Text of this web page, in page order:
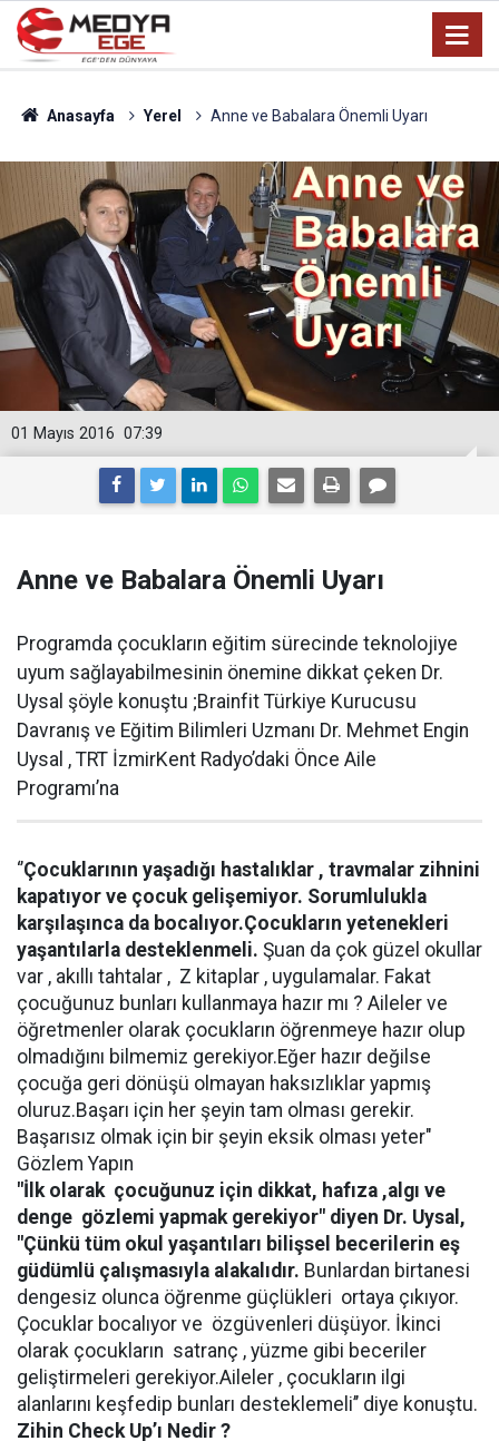
Anasayfa Yerel Anne ve Babalara Önemli Uyarı
07:39
01 Mayıs 2016
Anne ve Babalara Önemli Uyarı
Programda çocukların eğitim sürecinde teknolojiye
uyum sağlayabilmesinin önemine dikkat çeken Dr.
Uysal şöyle konuştu ;Brainfit Türkiye Kurucusu
Davranış ve Eğitim Bilimleri Uzmanı Dr. Mehmet Engin
Uysal , TRT İzmirKent Radyo’daki Önce Aile
Programı’na
‘’Çocuklarının yaşadığı hastalıklar , travmalar zihnini
kapatıyor ve çocuk gelişemiyor. Sorumlulukla
karşılaşınca da bocalıyor.Çocukların yetenekleri
yaşantılarla desteklenmeli. Şuan da çok güzel okullar
var , akıllı tahtalar , Z kitaplar , uygulamalar. Fakat
çocuğunuz bunları kullanmaya hazır mı ? Aileler ve
öğretmenler olarak çocukların öğrenmeye hazır olup
olmadığını bilmemiz gerekiyor.Eğer hazır değilse
çocuğa geri dönüşü olmayan haksızlıklar yapmış
oluruz.Başarı için her şeyin tam olması gerekir.
Başarısız olmak için bir şeyin eksik olması yeter"
Gözlem Yapın
"İlk olarak çocuğunuz için dikkat, hafıza ,algı ve
denge gözlemi yapmak gerekiyor" diyen Dr. Uysal,
"Çünkü tüm okul yaşantıları bilişsel becerilerin eş
güdümlü çalışmasıyla alakalıdır. Bunlardan birtanesi
dengesiz olunca öğrenme güçlükleri ortaya çıkıyor.
Çocuklar bocalıyor ve özgüvenleri düşüyor. İkinci
olarak çocukların satranç , yüzme gibi beceriler
geliştirmeleri gerekiyor.Aileler , çocukların ilgi
alanlarını keşfedip bunları desteklemeli’’ diye konuştu.
Zihin Check Up’ı Nedir ?